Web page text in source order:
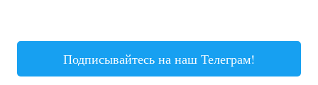
Подписывайтесь на наш Телеграм!